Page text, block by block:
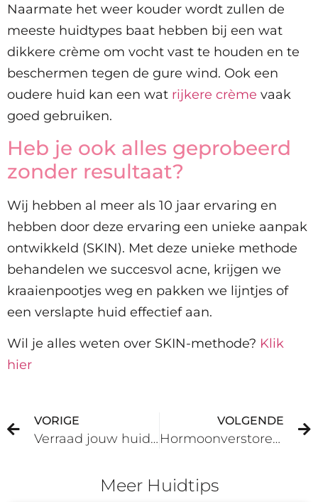
Naarmate het weer kouder wordt zullen de
meeste huidtypes baat hebben bij een wat
dikkere crème om vocht vast te houden en te
beschermen tegen de gure wind. Ook een
oudere huid kan een wat rijkere crème vaak
goed gebruiken.
Heb je ook alles geprobeerd
zonder resultaat?
Wij hebben al meer als 10 jaar ervaring en
hebben door deze ervaring een unieke aanpak
ontwikkeld (SKIN). Met deze unieke methode
behandelen we succesvol acne, krijgen we
kraaienpootjes weg en pakken we lijntjes of
een verslapte huid effectief aan.
Wil je alles weten over SKIN-methode? Klik
hier
VORIGE
Verraad jouw huid je leeftijd?
VOLGENDE
Hormoonverstorende stoffen, wat zijn dat?
Meer Huidtips